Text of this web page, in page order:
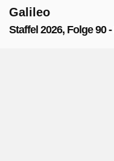
Galileo
Staffel 2026, Folge 90